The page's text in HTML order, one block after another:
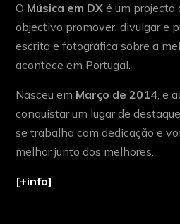
O Música em DX é um projecto
objectivo promover, divulgar e
escrita e fotográfica sobre a
acontece em Portugal.
Nasceu em Março de 2014, e
conquistar um lugar de
se trabalha com dedicação e
melhor junto dos melhores.
[+info]